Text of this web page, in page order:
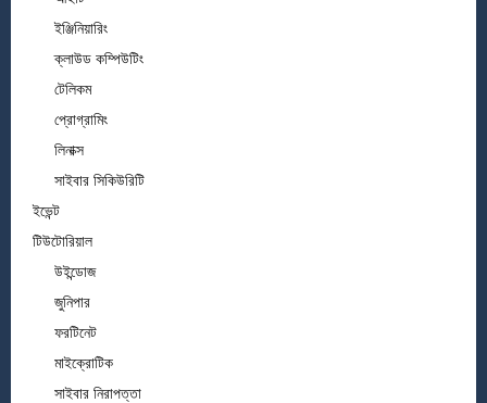
ইঞ্জিনিয়ারিং
ক্লাউড কম্পিউটিং
টেলিকম
প্রোগ্রামিং
লিনাক্স
সাইবার সিকিউরিটি
ইভেন্ট
টিউটোরিয়াল
উইন্ডোজ
জুনিপার
ফরটিনেট
মাইক্রোটিক
সাইবার নিরাপত্তা